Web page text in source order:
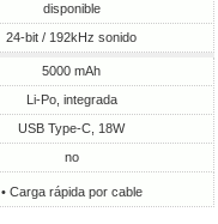
disponible
24-bit / 192kHz sonido
5000 mAh
Li-Po, integrada
USB Type-C, 18W
no
• Carga rápida por cable